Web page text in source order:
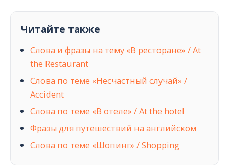
Читайте также
Слова и фразы на тему «В ресторане» / At
the Restaurant
Слова по теме «Несчастный случай» /
Accident
Слова по теме «В отеле» / At the hotel
Фразы для путешествий на английском
Слова по теме «Шопинг» / Shopping